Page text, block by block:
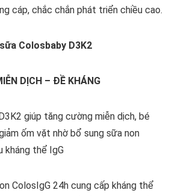
cáp, chắc chắn phát triển chiều cao.
Colosbaby D3K2
DỊCH – ĐỀ KHÁNG
giúp tăng cường miễn dịch, bé
ốm vặt nhờ bổ sung sữa non
kháng thể IgG
ColosIgG 24h cung cấp kháng thể